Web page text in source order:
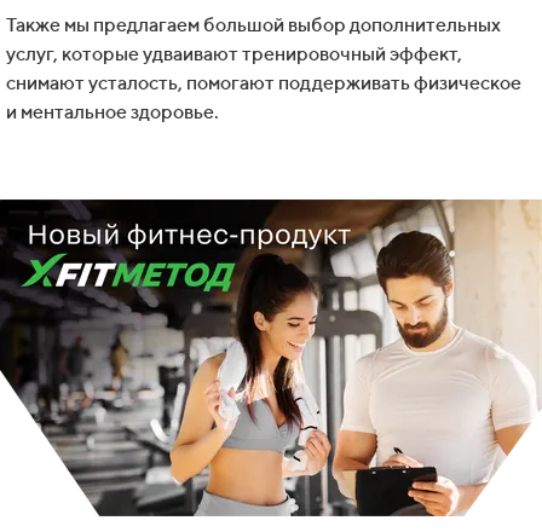
Также мы предлагаем большой выбор дополнительных
услуг, которые удваивают тренировочный эффект,
снимают усталость, помогают поддерживать физическое
и ментальное здоровье.